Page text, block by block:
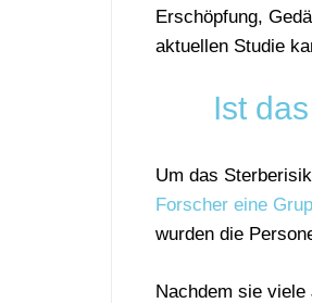
Erschöpfung,
aktuellen Studie
Ist
Um das
Forscher eine
wurden die
Nachdem sie